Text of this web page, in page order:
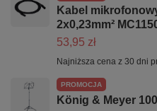
Kabel
2x0,23mm²
53,95 zł
Najniższa cena z 30 dni
PROMOCJA
König & Meyer